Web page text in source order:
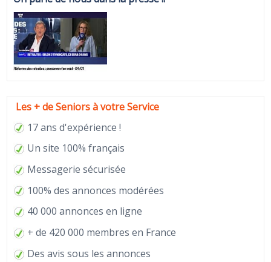
Les + de Seniors à votre Service
17 ans d'expérience !
Un site 100% français
Messagerie sécurisée
100% des annonces modérées
40 000 annonces en ligne
+ de 420 000 membres en France
Des avis sous les annonces